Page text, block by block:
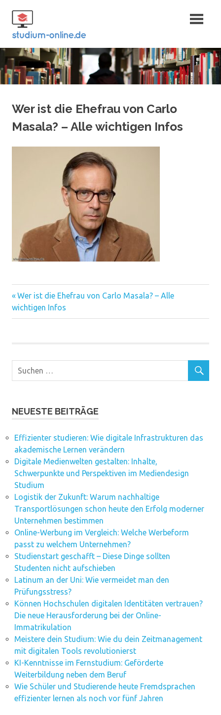
Inhalt
springen
Fernstudium
und Bachelor
Wer ist die Ehefrau von Carlo
Masala? – Alle wichtigen Infos
Beitragsnavigation
Vorheriger
Beitrag:
Wer ist die Ehefrau von Carlo Masala? – Alle
wichtigen Infos
NEUESTE BEITRÄGE
Effizienter studieren: Wie digitale Infrastrukturen das
akademische Lernen verändern
Digitale Medienwelten gestalten: Inhalte,
Schwerpunkte und Perspektiven im Mediendesign
Studium
Logistik der Zukunft: Warum nachhaltige
Transportlösungen schon heute den Erfolg moderner
Unternehmen bestimmen
Online-Werbung im Vergleich: Welche Werbeform
passt zu welchem Unternehmen?
Studienstart geschafft – Diese Dinge sollten
Studenten nicht aufschieben
Latinum an der Uni: Wie vermeidet man den
Prüfungsstress?
Können Hochschulen digitalen Identitäten vertrauen?
Die neue Herausforderung bei der Online-
Immatrikulation
Meistere dein Studium: Wie du dein Zeitmanagement
mit digitalen Tools revolutionierst
KI-Kenntnisse im Fernstudium: Geförderte
Weiterbildung neben dem Beruf
Wie Schüler und Studierende heute Fremdsprachen
effizienter lernen als noch vor fünf Jahren